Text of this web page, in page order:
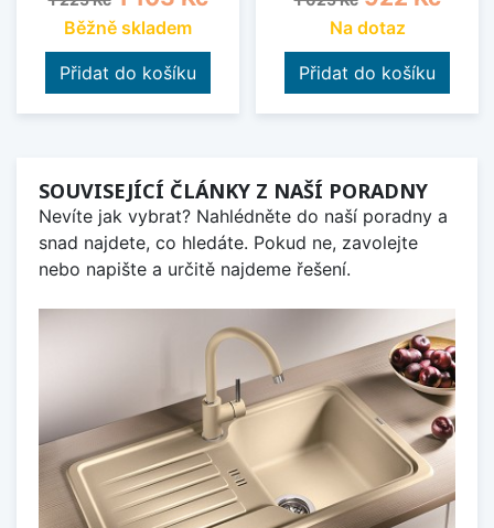
Běžně skladem
Přidat do košíku
Na dotaz
Přidat do košíku
SOUVISEJÍCÍ ČLÁNKY Z NAŠÍ PORADNY
Nevíte jak vybrat? Nahlédněte do naší poradny a
snad najdete, co hledáte. Pokud ne, zavolejte
nebo napište a určitě najdeme řešení.